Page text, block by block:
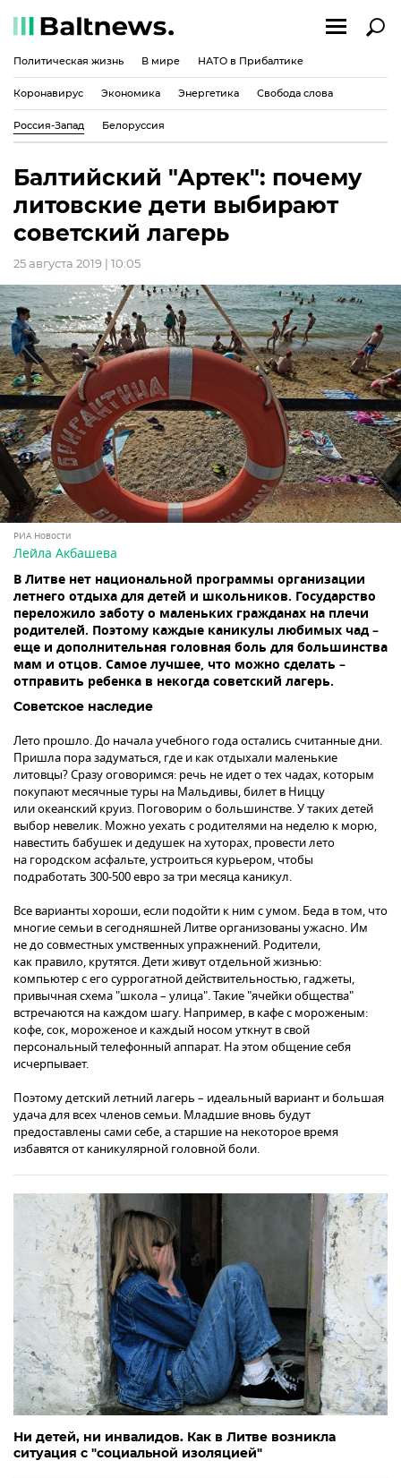
Политическая жизнь В мире НАТО в Прибалтике
Коронавирус Экономика Энергетика Свобода слова
Россия-Запад Белоруссия
Балтийский "Артек": почему
литовские дети выбирают
советский лагерь
25 августа 2019 | 10:05
РИА Новости
Лейла Акбашева
В Литве нет национальной программы организации
летнего отдыха для детей и школьников. Государство
переложило заботу о маленьких гражданах на плечи
родителей. Поэтому каждые каникулы любимых чад –
еще и дополнительная головная боль для большинства
мам и отцов. Самое лучшее, что можно сделать –
отправить ребенка в некогда советский лагерь.
Советское наследие
Лето прошло. До начала учебного года остались считанные дни.
Пришла пора задуматься, где и как отдыхали маленькие
литовцы? Сразу оговоримся: речь не идет о тех чадах, которым
покупают месячные туры на Мальдивы, билет в Ниццу
или океанский круиз. Поговорим о большинстве. У таких детей
выбор невелик. Можно уехать с родителями на неделю к морю,
навестить бабушек и дедушек на хуторах, провести лето
на городском асфальте, устроиться курьером, чтобы
подработать 300-500 евро за три месяца каникул.
Все варианты хороши, если подойти к ним с умом. Беда в том, что
многие семьи в сегодняшней Литве организованы ужасно. Им
не до совместных умственных упражнений. Родители,
как правило, крутятся. Дети живут отдельной жизнью:
компьютер с его суррогатной действительностью, гаджеты,
привычная схема "школа – улица". Такие "ячейки общества"
встречаются на каждом шагу. Например, в кафе с мороженым:
кофе, сок, мороженое и каждый носом уткнут в свой
персональный телефонный аппарат. На этом общение себя
исчерпывает.
Поэтому детский летний лагерь – идеальный вариант и большая
удача для всех членов семьи. Младшие вновь будут
предоставлены сами себе, а старшие на некоторое время
избавятся от каникулярной головной боли.
Ни детей, ни инвалидов. Как в Литве возникла
ситуация с "социальной изоляцией"